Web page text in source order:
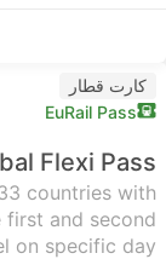
کارت قطار
EuRail Pass
Flexi Pass
countries with
first and second
on specific day